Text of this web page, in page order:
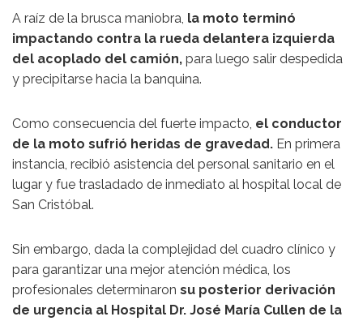
A raíz de la brusca maniobra, la moto terminó
impactando contra la rueda delantera izquierda
del acoplado del camión, para luego salir despedida
y precipitarse hacia la banquina.
Como consecuencia del fuerte impacto, el conductor
de la moto sufrió heridas de gravedad. En primera
instancia, recibió asistencia del personal sanitario en el
lugar y fue trasladado de inmediato al hospital local de
San Cristóbal.
Sin embargo, dada la complejidad del cuadro clínico y
para garantizar una mejor atención médica, los
profesionales determinaron su posterior derivación
de urgencia al Hospital Dr. José María Cullen de la